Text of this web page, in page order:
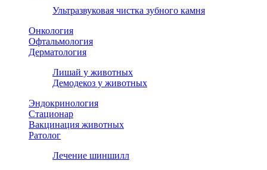
Ультразвуковая чистка зубного камня
Онкология
Офтальмология
Дерматология
Лишай у животных
Демодекоз у животных
Эндокринология
Стационар
Вакцинация животных
Ратолог
Лечение шиншилл